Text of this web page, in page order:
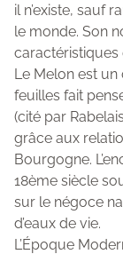
il n’existe, sauf
le monde. Son
caractéristiques
Le Melon est
feuilles fait
(cité par
grâce aux
Bourgogne.
18ème siècle
sur le négoce
d’eaux de vie.
L’Époque